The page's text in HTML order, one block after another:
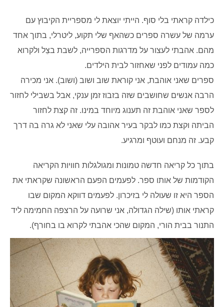
כילדה קראתי בלי סוף. הייתי יוצאת לי מספריית הקיבוץ עם
ערמה של עשרה ספרים כשהאף שלי תקוע, ליטרלי, בתוך אחד
מהם. אהבתי לעצור על מדרגות הספרייה, לשבת בצֵל ולקרוא
כמה עמודים לפני שאחזור לבית הילדים.
ספרים שאני אוהבת, אני קוראת שוב ושוב (ושוב). אני מכירה
הרבה אנשים שחושבים שזה בזבוז זמן ענקי, אבל בשבילי לחזור
לספר שאני אוהבת זה תענוג מיוחד במינו. זה קצת לחזור
הביתה וקצת כמו לבקר בעיר אהובה עלי שאני לא גרה בה דרך
קבע. זה מנחם ועוטף ומרגיע.
בתוך כל קריאה חדשה טמונות ומגולגלות חוויות הקריאה
הקודמות של אותו ספר. לפעמים הפעם הראשונה שקראתי את
הספר היא זו שעולה לי בזיכרון. לפעמים דווקא המקום שבו
קראתי אותו (שילה הגדולה, אני שרועה על הרצפה החמימה ליד
התנור בבית הורי, המקום שהכי אהבתי לקרוא בו בחורף).